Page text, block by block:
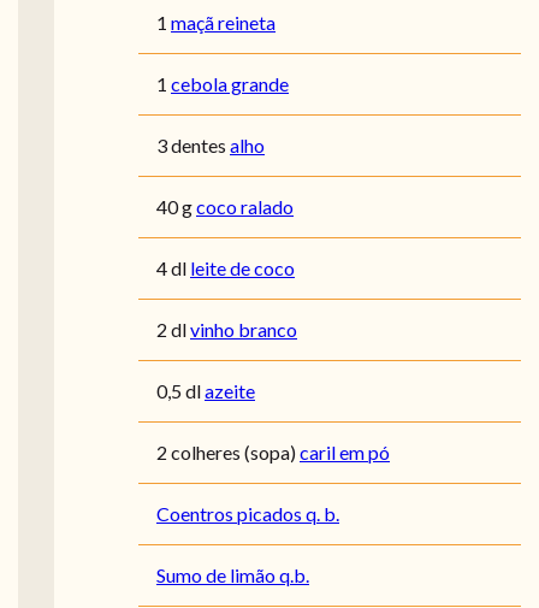
1 maçã reineta
1 cebola grande
3 dentes alho
40 gcoco ralado
4 dl leite de coco
2 dlvinho branco
0,5 dlazeite
2 colheres (sopa)caril em pó
Coentros picados q. b.
Sumo de limão q.b.